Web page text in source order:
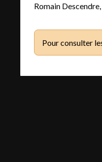
Romain Descendre,
Pour consulter